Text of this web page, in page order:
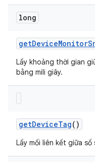
long
getDeviceMonitor
Lấy khoảng thời gian
bằng mili giây.
getDeviceTag()
Lấy mối liên kết giữa